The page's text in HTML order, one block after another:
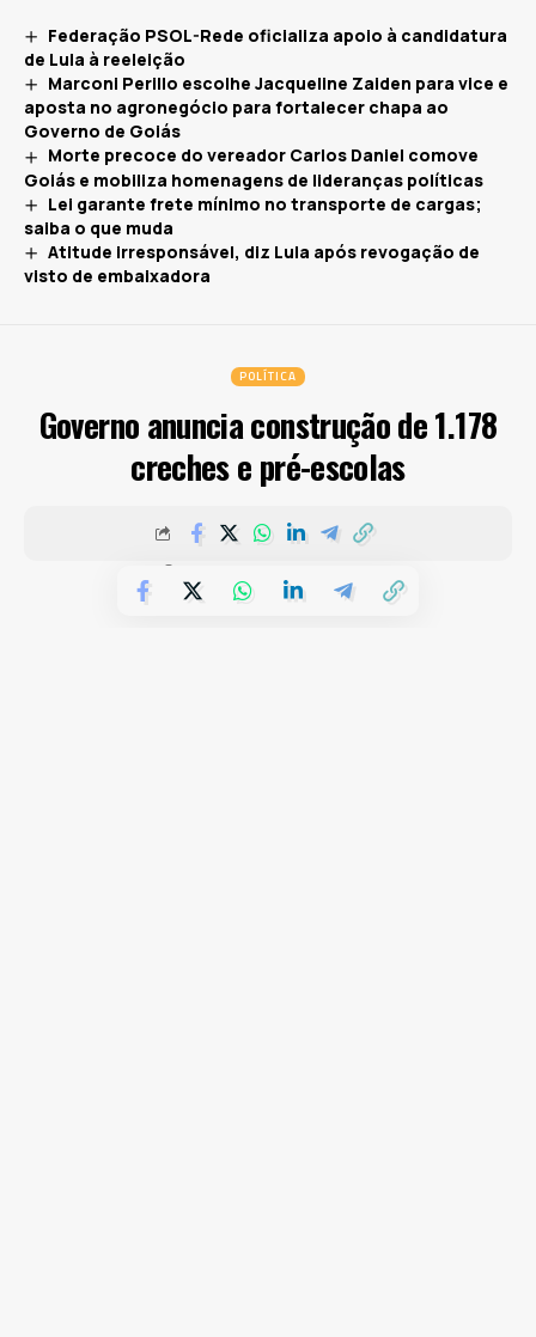
Federação PSOL-Rede oficializa apoio à candidatura
de Lula à reeleição
Marconi Perillo escolhe Jacqueline Zaiden para vice e
aposta no agronegócio para fortalecer chapa ao
Governo de Goiás
Morte precoce do vereador Carlos Daniel comove
Goiás e mobiliza homenagens de lideranças políticas
Lei garante frete mínimo no transporte de cargas;
saiba o que muda
Atitude irresponsável, diz Lula após revogação de
visto de embaixadora
POLÍTICA
Governo anuncia construção de 1.178
creches e pré-escolas